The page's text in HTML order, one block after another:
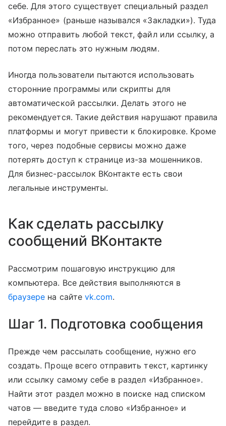
себе. Для этого существует специальный раздел
«Избранное» (раньше назывался «Закладки»). Туда
можно отправить любой текст, файл или ссылку, а
потом переслать это нужным людям.
Иногда пользователи пытаются использовать
сторонние программы или скрипты для
автоматической рассылки. Делать этого не
рекомендуется. Такие действия нарушают правила
платформы и могут привести к блокировке. Кроме
того, через подобные сервисы можно даже
потерять доступ к странице из-за мошенников.
Для бизнес-рассылок ВКонтакте есть свои
легальные инструменты.
Как сделать рассылку
сообщений ВКонтакте
Рассмотрим пошаговую инструкцию для
компьютера. Все действия выполняются в
браузере на сайте vk.com.
Шаг 1. Подготовка сообщения
Прежде чем рассылать сообщение, нужно его
создать. Проще всего отправить текст, картинку
или ссылку самому себе в раздел «Избранное».
Найти этот раздел можно в поиске над списком
чатов — введите туда слово «Избранное» и
перейдите в раздел.